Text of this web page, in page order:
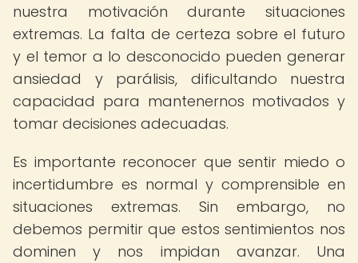
nuestra motivación durante situaciones
extremas. La falta de certeza sobre el futuro
y el temor a lo desconocido pueden generar
ansiedad y parálisis, dificultando nuestra
capacidad para mantenernos motivados y
tomar decisiones adecuadas.
Es importante reconocer que sentir miedo o
incertidumbre es normal y comprensible en
situaciones extremas. Sin embargo, no
debemos permitir que estos sentimientos nos
dominen y nos impidan avanzar. Una